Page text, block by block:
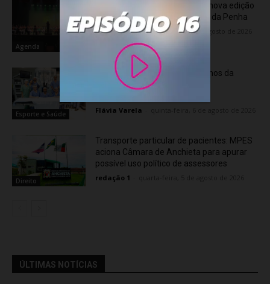
Agenda
OCA Sinfônica é a atração da nova edição
do “Som na Sexta” em Jardim da Penha
Flávia Varela - sexta-feira, 7 de agosto de 2026
Esporte e Saúde
Rede hospitalar celebra seis anos da
cirurgia robótica com 1.845
Flávia Varela
Direito
Transporte particular de pacientes: MPES
aciona Câmara de Anchieta para apurar
possível uso político de assessores
redação 1
ÚLTIMAS NOTÍCIAS